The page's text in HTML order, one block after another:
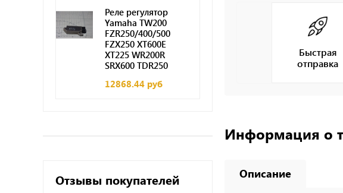
Реле регулятор
Yamaha TW200
FZR250/400/500
FZX250 XT600E
XT225 WR200R
SRX600 TDR250
12868.44 руб
Отзывы покупателей
Быстрая
отправка
Информация о
Описание